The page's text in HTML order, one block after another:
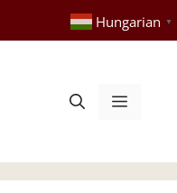
Hungarian ▼
Menü